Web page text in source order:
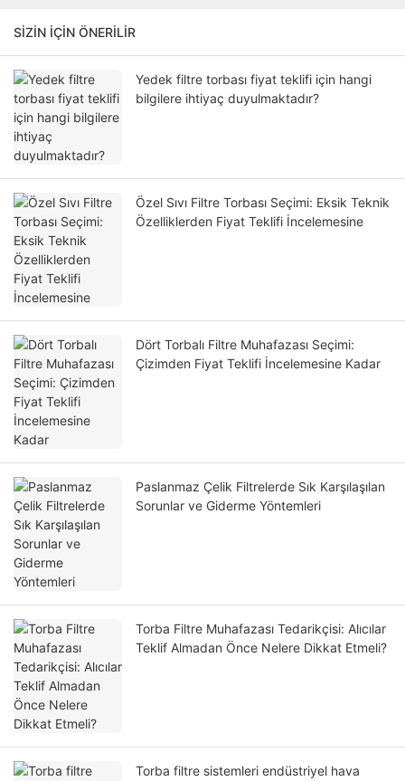
SIZIN IÇIN ÖNERILIR
Yedek filtre torbası fiyat teklifi için hangi
bilgilere ihtiyaç duyulmaktadır?
Özel Sıvı Filtre Torbası Seçimi: Eksik Teknik
Özelliklerden Fiyat Teklifi İncelemesine
Dört Torbalı Filtre Muhafazası Seçimi:
Çizimden Fiyat Teklifi İncelemesine Kadar
Paslanmaz Çelik Filtrelerde Sık Karşılaşılan
Sorunlar ve Giderme Yöntemleri
Torba Filtre Muhafazası Tedarikçisi: Alıcılar
Teklif Almadan Önce Nelere Dikkat Etmeli?
Torba filtre sistemleri endüstriyel hava